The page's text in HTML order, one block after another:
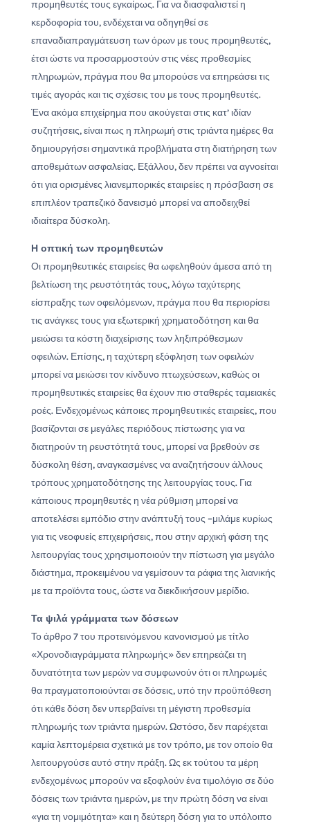
προμηθευτές τους εγκαίρως. Για να διασφαλιστεί η
κερδοφορία του, ενδέχεται να οδηγηθεί σε
επαναδιαπραγμάτευση των όρων με τους προμηθευτές,
έτσι ώστε να προσαρμοστούν στις νέες προθεσμίες
πληρωμών, πράγμα που θα μπορούσε να επηρεάσει τις
τιμές αγοράς και τις σχέσεις του με τους προμηθευτές.
Ένα ακόμα επιχείρημα που ακούγεται στις κατ’ ιδίαν
συζητήσεις, είναι πως η πληρωμή στις τριάντα ημέρες θα
δημιουργήσει σημαντικά προβλήματα στη διατήρηση των
αποθεμάτων ασφαλείας. Εξάλλου, δεν πρέπει να αγνοείται
ότι για ορισμένες λιανεμπορικές εταιρείες η πρόσβαση σε
επιπλέον τραπεζικό δανεισμό μπορεί να αποδειχθεί
ιδιαίτερα δύσκολη.
Η οπτική των προμηθευτών
Οι προμηθευτικές εταιρείες θα ωφεληθούν άμεσα από τη
βελτίωση της ρευστότητάς τους, λόγω ταχύτερης
είσπραξης των οφειλόμενων, πράγμα που θα περιορίσει
τις ανάγκες τους για εξωτερική χρηματοδότηση και θα
μειώσει τα κόστη διαχείρισης των ληξιπρόθεσμων
οφειλών. Επίσης, η ταχύτερη εξόφληση των οφειλών
μπορεί να μειώσει τον κίνδυνο πτωχεύσεων, καθώς οι
προμηθευτικές εταιρείες θα έχουν πιο σταθερές ταμειακές
ροές. Ενδεχομένως κάποιες προμηθευτικές εταιρείες, που
βασίζονται σε μεγάλες περιόδους πίστωσης για να
διατηρούν τη ρευστότητά τους, μπορεί να βρεθούν σε
δύσκολη θέση, αναγκασμένες να αναζητήσουν άλλους
τρόπους χρηματοδότησης της λειτουργίας τους. Για
κάποιους προμηθευτές η νέα ρύθμιση μπορεί να
αποτελέσει εμπόδιο στην ανάπτυξή τους –μιλάμε κυρίως
για τις νεοφυείς επιχειρήσεις, που στην αρχική φάση της
λειτουργίας τους χρησιμοποιούν την πίστωση για μεγάλο
διάστημα, προκειμένου να γεμίσουν τα ράφια της λιανικής
με τα προϊόντα τους, ώστε να διεκδικήσουν μερίδιο.
Τα ψιλά γράμματα των δόσεων
Το άρθρο 7 του προτεινόμενου κανονισμού με τίτλο
«Χρονοδιαγράμματα πληρωμής» δεν επηρεάζει τη
δυνατότητα των μερών να συμφωνούν ότι οι πληρωμές
θα πραγματοποιούνται σε δόσεις, υπό την προϋπόθεση
ότι κάθε δόση δεν υπερβαίνει τη μέγιστη προθεσμία
πληρωμής των τριάντα ημερών. Ωστόσο, δεν παρέχεται
καμία λεπτομέρεια σχετικά με τον τρόπο, με τον οποίο θα
λειτουργούσε αυτό στην πράξη. Ως εκ τούτου τα μέρη
ενδεχομένως μπορούν να εξοφλούν ένα τιμολόγιο σε δύο
δόσεις των τριάντα ημερών, με την πρώτη δόση να είναι
«για τη νομιμότητα» και η δεύτερη δόση για το υπόλοιπο